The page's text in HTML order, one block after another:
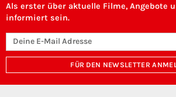
Als erster über aktuelle Filme, Angebote
informiert sein.
FÜR DEN NEWSLETTER